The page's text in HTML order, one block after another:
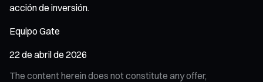
acción de inversión.
Equipo Gate
22 de abril de 2026
The content herein does not constitute any offer,